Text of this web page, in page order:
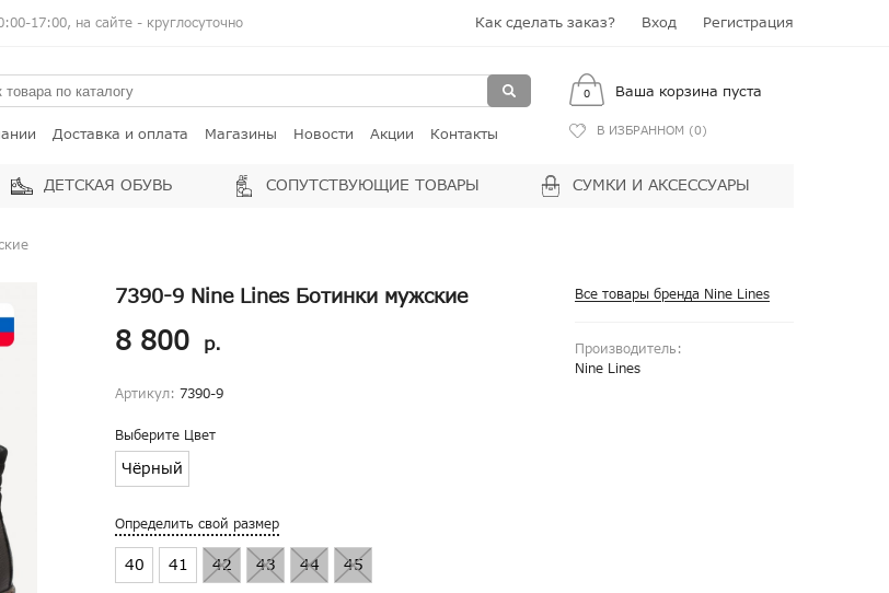
17:00, на сайте - круглосуточно Как сделать заказ? Вход Регистрация
Доставка и оплата Магазины Новости Акции Контакты
0 Ваша корзина пуста
В ИЗБРАННОМ (0)
ДЕТСКАЯ ОБУВЬ СОПУТСТВУЮЩИЕ ТОВАРЫ СУМКИ И АКСЕССУАРЫ
Все товары бренда Nine Lines
Производитель:
Nine Lines
7390-9 Nine Lines Ботинки мужские
8 800 р.
Артикул: 7390-9
Выберите Цвет
Чёрный
Определить свой размер
40 41 42 43 44 45